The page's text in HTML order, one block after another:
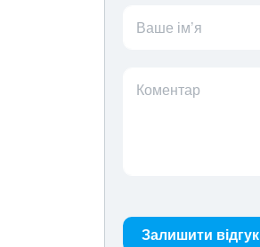
Ваше ім’я
Коментар
Залишити відгук